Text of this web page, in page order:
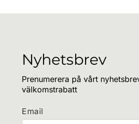
Nyhetsbrev
Prenumerera på vårt
välkomstrabatt
Email